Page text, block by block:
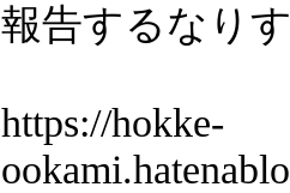
報告するなり
https://hokke-